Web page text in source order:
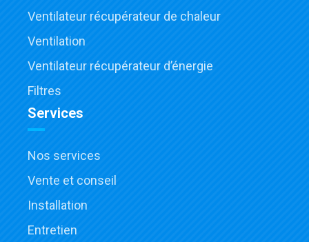
Ventilateur récupérateur de chaleur
Ventilation
Ventilateur récupérateur d’énergie
Filtres
Services
Nos services
Vente et conseil
Installation
Entretien